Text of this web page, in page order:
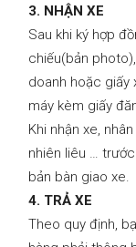
3. NHẬN XE
Sau khi ký hợp
chiếu(bản
doanh hoặc giấy
máy kèm giấy
Khi nhận xe,
nhiên liêu …
bản bàn giao xe.
4. TRẢ XE
Theo quy định,